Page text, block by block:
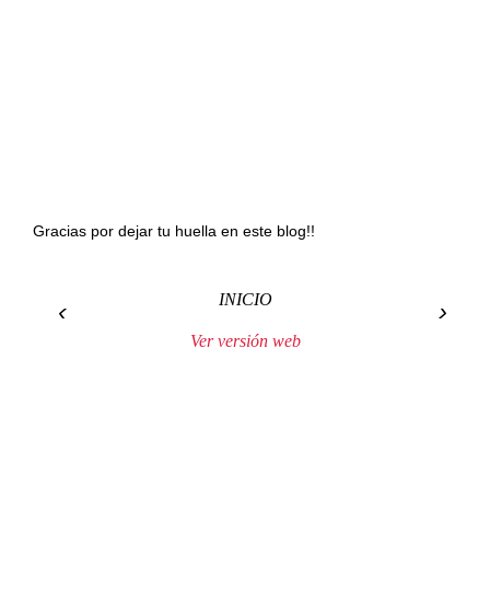
Gracias por dejar tu huella en este blog!!
‹ ›
INICIO
Ver versión web